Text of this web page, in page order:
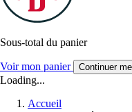
Sous-total du panier
Voir mon panier Continuer
Loading...
Accueil